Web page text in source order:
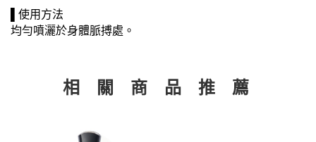
▌使用方法
均勻噴灑於身體脈搏處。
相 關 商 品 推 薦